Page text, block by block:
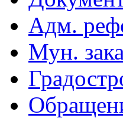
Адм.
Мун.